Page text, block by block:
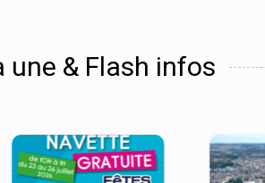
une & Flash infos